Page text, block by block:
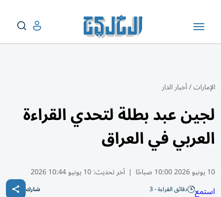
الإمارات/أخبار الدار
لجين عبد بطلة لتحدي القراءة
العربي في العراق
10 يونيو 2026 10:00 صباحًا | آخر تحديث:10 يونيو 10:44 2026
استمع دقائق القراءة - 3 شارك